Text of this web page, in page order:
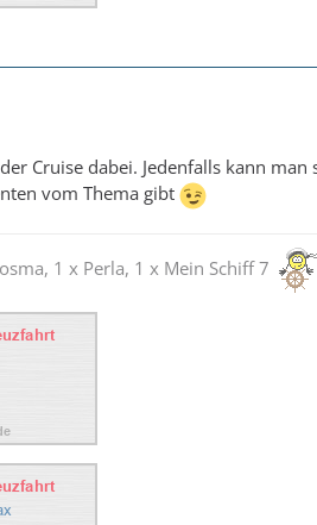
Cruise dabei. Jedenfalls kann man
vom Thema gibt
1 x Perla, 1 x Mein Schiff 7